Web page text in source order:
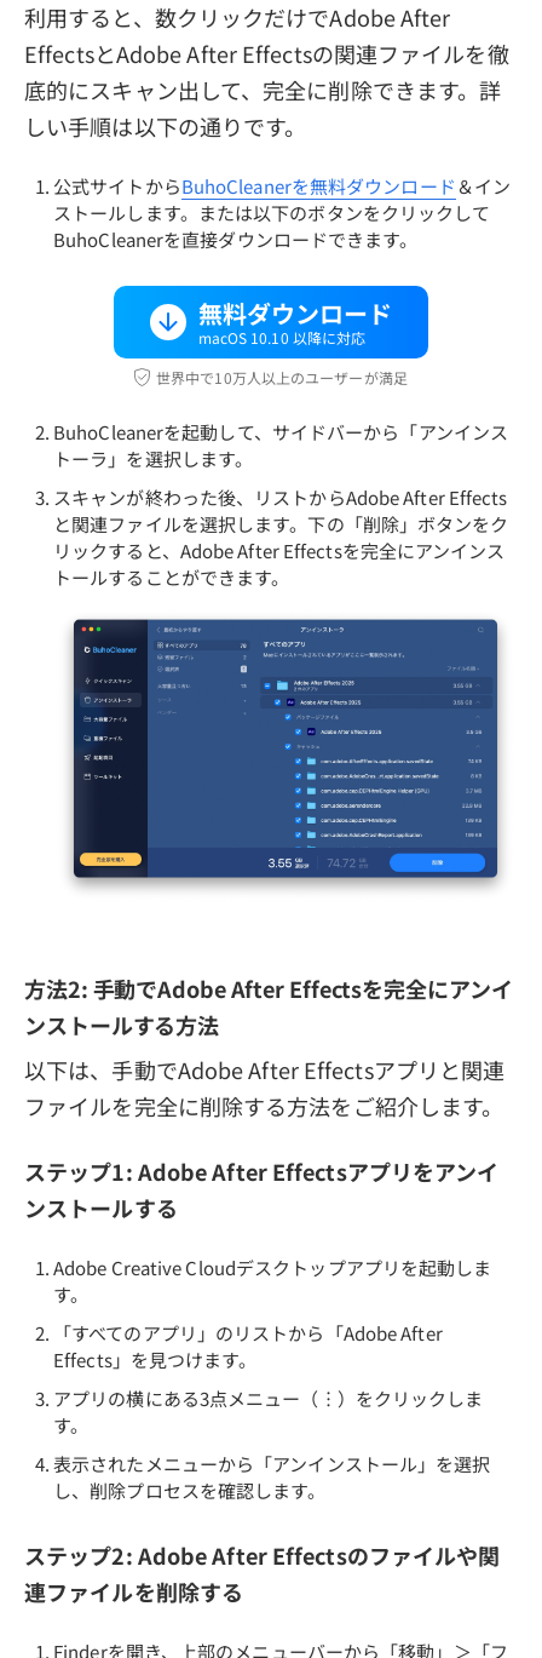
利用すると、数クリックだけでAdobe After
EffectsとAdobe After Effectsの関連ファイルを徹
底的にスキャン出して、完全に削除できます。詳
しい手順は以下の通りです。
公式サイトからBuhoCleanerを無料ダウンロード ＆イン
ストールします。または以下のボタンをクリックして
BuhoCleanerを直接ダウンロードできます。
無料ダウンロード
macOS 10.10 以降に対応
世界中で10万人以上のユーザーが満足
BuhoCleanerを起動して、サイドバーから「アンインス
トーラ」を選択します。
スキャンが終わった後、リストからAdobe After Effects
と関連ファイルを選択します。下の「削除」ボタンをク
リックすると、Adobe After Effectsを完全にアンインス
トールすることができます。
方法2: 手動でAdobe After Effectsを完全にアンイ
ンストールする方法
以下は、手動でAdobe After Effectsアプリと関連
ファイルを完全に削除する方法をご紹介します。
ステップ1: Adobe After Effectsアプリをアンイ
ンストールする
Adobe Creative Cloudデスクトップアプリを起動しま
す。
「すべてのアプリ」のリストから「Adobe After
Effects」を見つけます。
アプリの横にある3点メニュー（︙）をクリックしま
す。
表示されたメニューから「アンインストール」を選択
し、削除プロセスを確認します。
ステップ2: Adobe After Effectsのファイルや関
連ファイルを削除する
Finderを開き、上部のメニューバーから「移動」＞「フ